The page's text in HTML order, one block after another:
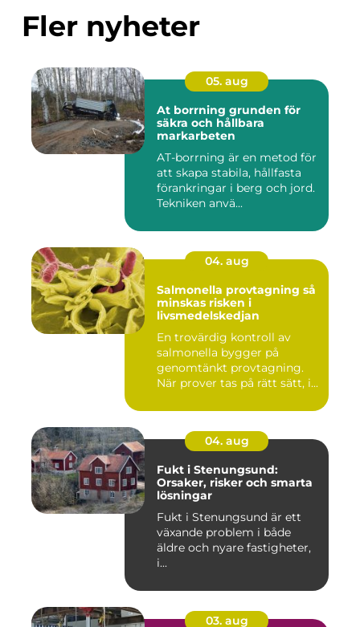
Fler nyheter
05. aug
At borrning grunden för
säkra och hållbara
markarbeten
AT-borrning är en metod för
att skapa stabila, hållfasta
förankringar i berg och jord.
Tekniken anvä...
04. aug
Salmonella provtagning så
minskas risken i
livsmedelskedjan
En trovärdig kontroll av
salmonella bygger på
genomtänkt provtagning.
När prover tas på rätt sätt, i...
04. aug
Fukt i Stenungsund:
Orsaker, risker och smarta
lösningar
Fukt i Stenungsund är ett
växande problem i både
äldre och nyare fastigheter,
i...
03. aug